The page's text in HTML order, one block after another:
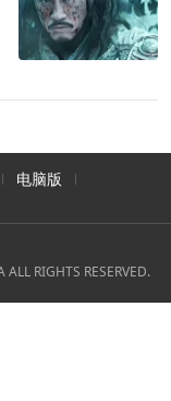
电脑版
RIGHTS RESERVED.